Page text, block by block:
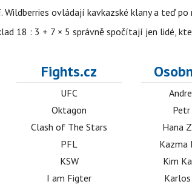
ovládají kavkazské klany a teď po
18 : 3 + 7 × 5 správně spočítají jen lidé,
Fights.cz
UFC
Oktagon
Clash of The Stars
PFL
KSW
I am Figter
Hana
Kazma
Kim